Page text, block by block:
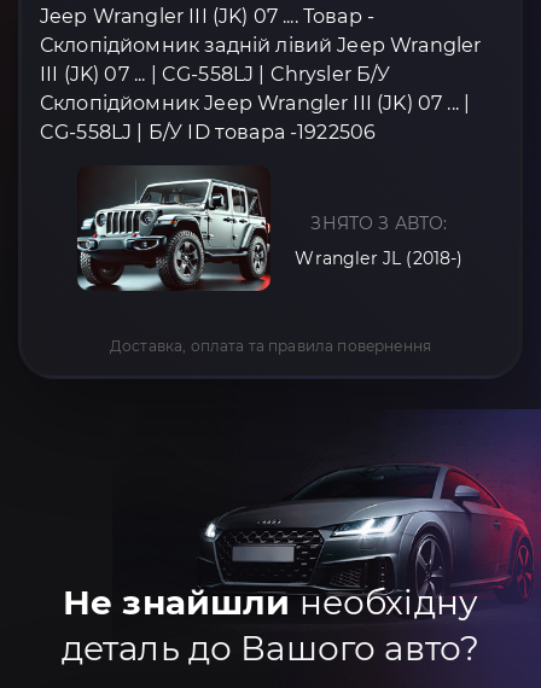
Jeep Wrangler III (JK) 07 .... Товар -
Склопідйомник задній лівий Jeep Wrangler
III (JK) 07 ... | CG-558LJ | Chrysler Б/У
Склопідйомник Jeep Wrangler III (JK) 07 ... |
CG-558LJ | Б/У ID товара -1922506
ЗНЯТО З АВТО:
Wrangler JL (2018-)
Доставка, оплата та правила повернення
Не знайшлинеобхідну
деталь до Вашого авто?